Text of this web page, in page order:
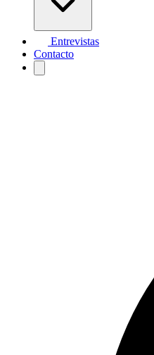
Entrevistas
Contacto